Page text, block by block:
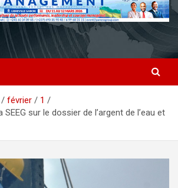
février
1
sur le dossier de l’argent de l’eau et